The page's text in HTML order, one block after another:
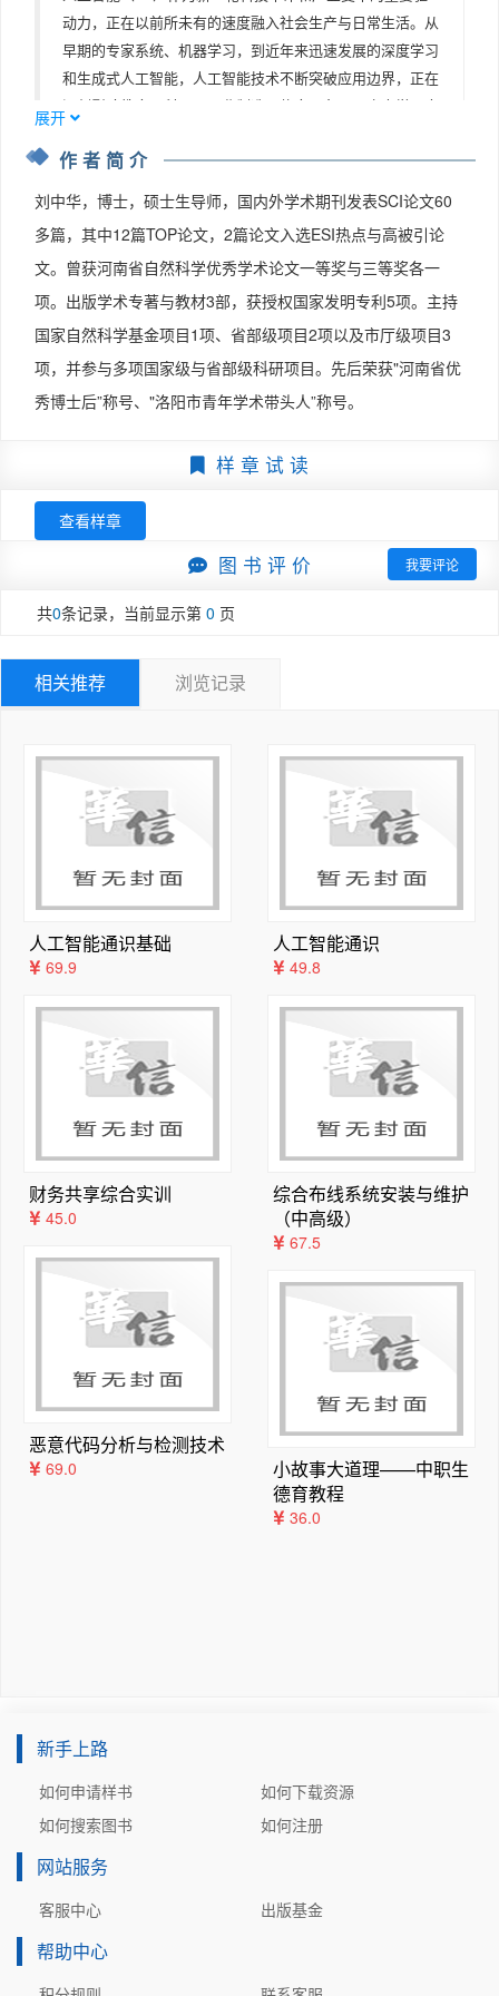
第 2 章　Python 编程基础
2.1　Python 简介
2.1.1　Python 在人工智能领域的核心优势
2.1.2　丰富的生态库
2.2.1　本地安装 Python 及其工具
2.2.2　Anaconda 的安装与使用
2.2.3　Jupyter Notebook 简介
2.3　Python 语法入门
2.3.1　基本数据类型
2.3.2　核心数据结构
2.3.3　运算符
2.3.4　输入与输出
2.4.3　循环结构
2.4.4　简单数据处理示例
2.5　代码的模块化
2.5.2　函数的参数与返回值
2.6.1　正则表达式的核心模块及函数
2.6.3　正则表达式举例
2.7.1　数值计算基石：NumPy
2.7.2　数据分析利器：Pandas
2.8　实践项目
2.8.2　实施步骤
练习题
第 3 章　知识表示
3.1.1　知识的定义与分类
3.1.2　知识表示的含义与重要性
3.2　表示知识的方法
3.2.2　确定性表示与不确定性表示
3.2.3　知识表示方法的评价标准
3.3　产生式表示法
3.3.2　产生式规则的表示形式
3.3.3　产生式系统的推理过程
3.4　框架表示法
3.4.2　框架的结构与组织方式
3.4.3　框架系统例子—动物识别框架系统
4.1.1　什么是机器学习
4.1.2　机器学习的核心目标
4.1.4　机器学习与日常生活的关联
4.2　机器学习的分类
4.2.2　无监督学习
4.2.3　半监督学习
动力，正在以前所未有的速度融入社会生产与日常生活。从
早期的专家系统、机器学习，到近年来迅速发展的深度学习
和生成式人工智能，人工智能技术不断突破应用边界，正在
理与关键技术，并理性、高效地使用各类人工智能工具，已
成为高等教育和人才培养中的重要课题。
时，往往面临两个突出问题：一方面，理论内容抽象、算法
推导复杂，容易造成理解门槛较高；另一方面，市面上大
量 AI 工具更新迅速，但缺乏系统指导，容易停留在“会用
工具而不懂原理”的层面。基于此，本教材在内容设计上力
求在基础性、系统性与实用性之间取得平衡，既帮助读者建
术合理应用于实际学习与工作场景。
主线，系统介绍人工智能的基本概念、发展历程和关键技
视觉、生成式人工智能与智能体系统等核心内容。同时，结
合 Python 编程与主流 AI 开发工具，配套大量示例、
实践任务和场景化案例，帮助读者在“做中学”，逐步提升
利用人工智能解决实际问题的能力。
工作中的实际使用方式，围绕提示词工程、人机协作思维以
及 AI 赋能写作、编程、数据分析、演示文稿制作等典型
本教材内容安排由浅入深，结构清晰，既可作为高等院校人
工智能通识课程或相关专业课程的教材，也适合作为广大教
读物。希望通过本教材的学习，读者不仅能够掌握人工智能
的基本知识与技能，更能形成理性、批判和负责任地使用人
工智能技术的能力。
本教材的编写工作由浙江海洋大学信息工程学院人工智能教
强编写；第 5 章由顾沈明编写；第 6 章由樊超编写；
第 10 章由蒋林甫编写；第 12 章由吴远红编写。此外，
展开
作者简介
刘中华，博士，硕士生导师，国内外学术期刊发表SCI论文60
多篇，其中12篇TOP论文，2篇论文入选ESI热点与高被引论
文。曾获河南省自然科学优秀学术论文一等奖与三等奖各一
项。出版学术专著与教材3部，获授权国家发明专利5项。主持
国家自然科学基金项目1项、省部级项目2项以及市厅级项目3
项，并参与多项国家级与省部级科研项目。先后荣获"河南省优
秀博士后”称号、"洛阳市青年学术带头人”称号。
样 章 试 读
查看样章
图 书 评 价 我要评论
共0条记录，当前显示第 0 页
相关推荐 浏览记录
人工智能通识基础
69.9
财务共享综合实训
45.0
恶意代码分析与检测技术
69.0
人工智能通识
49.8
综合布线系统安装与维护
（中高级）
67.5
小故事大道理——中职生
德育教程
36.0
新手上路
如何申请样书
如何下载资源
如何搜索图书
如何注册
网站服务
客服中心 出版基金
帮助中心